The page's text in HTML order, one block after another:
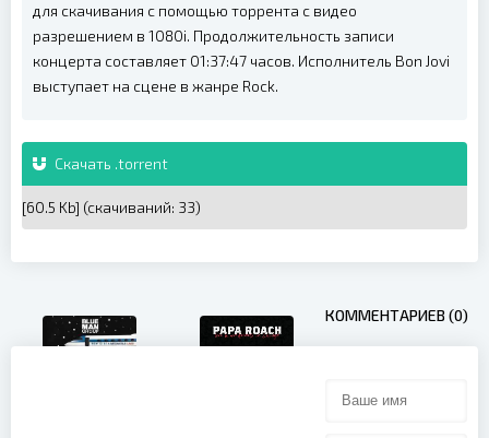
для скачивания с помощью торрента с видео
разрешением в 1080i. Продолжительность записи
концерта составляет 01:37:47 часов. Исполнитель Bon Jovi
выступает на сцене в жанре Rock.
Скачать .torrent
[60.5 Kb] (cкачиваний: 33)
КОММЕНТАРИЕВ (0)